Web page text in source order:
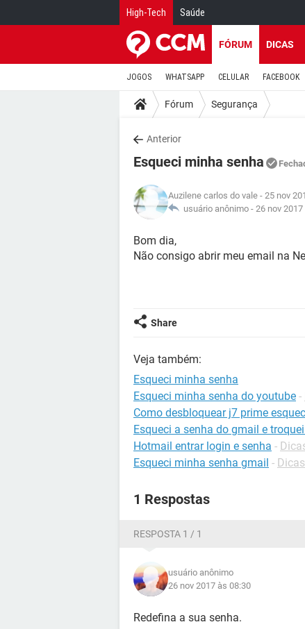
High-Tech Saúde
FÓRUM DICAS
JOGOS WHATSAPP CELULAR FACEBOOK
Fórum Segurança
Anterior
Esqueci minha senha
Auzilene carlos do vale - 25 nov
usuário anônimo - 26 nov
Bom dia,
Não consigo abrir meu email na
Share
Veja também:
Esqueci minha senha
Esqueci minha senha do youtube -
Como desbloquear j7 prime
Esqueci a senha do gmail e
Hotmail entrar login e senha -
Esqueci minha senha gmail -
1 Respostas
RESPOSTA 1 / 1
usuário anônimo
26 nov 2017 às 08:30
Redefina a sua senha.